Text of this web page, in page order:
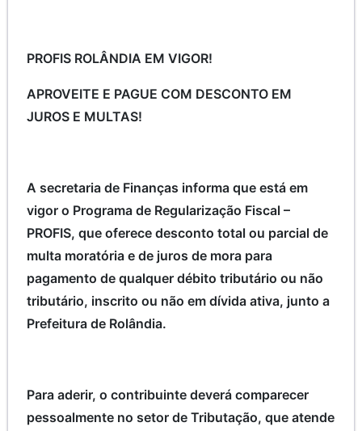
PROFIS ROLÂNDIA EM VIGOR!
APROVEITE E PAGUE COM DESCONTO EM
JUROS E MULTAS!
A secretaria de Finanças informa que está em
vigor o Programa de Regularização Fiscal –
PROFIS, que oferece desconto total ou parcial de
multa moratória e de juros de mora para
pagamento de qualquer débito tributário ou não
tributário, inscrito ou não em dívida ativa, junto a
Prefeitura de Rolândia.
Para aderir, o contribuinte deverá comparecer
pessoalmente no setor de Tributação, que atende